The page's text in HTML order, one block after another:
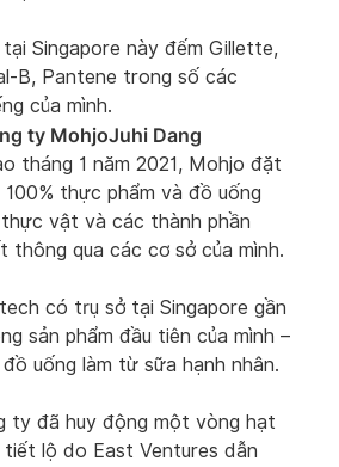
Singapore này đếm Gillette,
B, Pantene trong số các
của mình.
ty MohjoJuhi Dang
tháng 1 năm 2021, Mohjo đặt
thực phẩm và đồ uống
vật và các thành phần
thông qua các cơ sở của mình.
có trụ sở tại Singapore gần
sản phẩm đầu tiên của mình –
uống làm từ sữa hạnh nhân.
ty đã huy động một vòng hạt
lộ do East Ventures dẫn